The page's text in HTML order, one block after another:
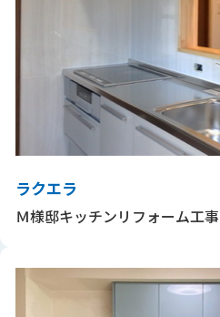
ラクエラ
Ｍ様邸キッチンリフォーム工事